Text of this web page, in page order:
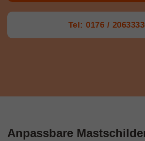
Tel: 0176 /
Anpassbare